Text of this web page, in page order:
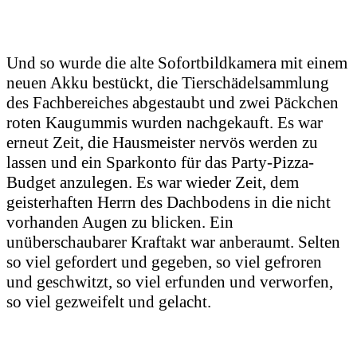
Und so wurde die alte Sofortbildkamera mit einem
neuen Akku bestückt, die Tierschädelsammlung
des Fachbereiches abgestaubt und zwei Päckchen
roten Kaugummis wurden nachgekauft. Es war
erneut Zeit, die Hausmeister nervös werden zu
lassen und ein Sparkonto für das Party-Pizza-
Budget anzulegen. Es war wieder Zeit, dem
geisterhaften Herrn des Dachbodens in die nicht
vorhanden Augen zu blicken. Ein
unüberschaubarer Kraftakt war anberaumt. Selten
so viel gefordert und gegeben, so viel gefroren
und geschwitzt, so viel erfunden und verworfen,
so viel gezweifelt und gelacht.